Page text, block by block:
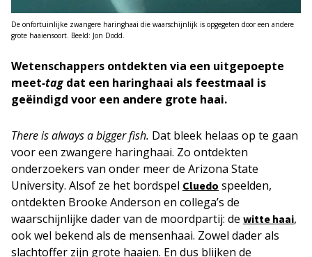
De onfortuinlijke zwangere haringhaai die waarschijnlijk is opgegeten door een andere
grote haaiensoort. Beeld: Jon Dodd.
Wetenschappers ontdekten via een uitgepoepte
meet-tagdat een haringhaai als feestmaal is
geëindigd voor een andere grote haai.
There is always a bigger fish. Dat bleek helaas op te gaan
voor een zwangere haringhaai. Zo ontdekten
onderzoekers van onder meer de Arizona State
University. Alsof ze het bordspel Cluedo speelden,
ontdekten Brooke Anderson en collega’s de
waarschijnlijke dader van de moordpartij: de witte haai,
ook wel bekend als de mensenhaai. Zowel dader als
slachtoffer zijn grote haaien. En dus blijken de